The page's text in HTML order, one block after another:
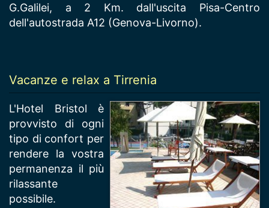
G.Galilei, a 2 Km. dall'uscita Pisa-Centro
dell'autostrada A12 (Genova-Livorno).
Vacanze e relax a Tirrenia
L'Hotel Bristol è
provvisto di ogni
tipo di confort per
rendere la vostra
permanenza il più
rilassante
possibile.